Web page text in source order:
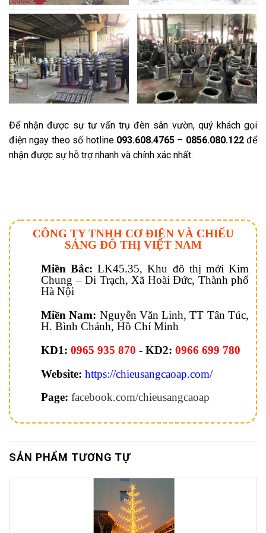
Để nhận được sự tư vấn trụ đèn sân vườn, quý khách gọi
điện ngay theo số hotline 093.608.4765 – 0856.080.122để
nhận được sự hỗ trợ nhanh và chính xác nhất.
CÔNG TY TNHH CƠ ĐIỆN VÀ CHIẾU
SÁNG ĐÔ THỊ VIỆT NAM
Miền Bắc: LK45.35, Khu đô thị mới Kim
Chung – Di Trạch, Xã Hoài Đức, Thành phố
Hà Nội
Miền Nam: Nguyễn Văn Linh, TT Tân Túc,
H. Bình Chánh, Hồ Chí Minh
KD1: 0965 935 870 - KD2: 0966 699 780
Website: https://chieusangcaoap.com/
Page: facebook.com/chieusangcaoap
SẢN PHẨM TƯƠNG TỰ